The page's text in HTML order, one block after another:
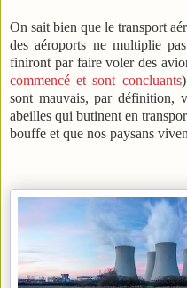
On sait bien que le transport
des aéroports ne multiplie
finiront par faire voler des
commencé et sont concluants
sont mauvais, par définition,
abeilles qui butinent en
bouffe et que nos paysans